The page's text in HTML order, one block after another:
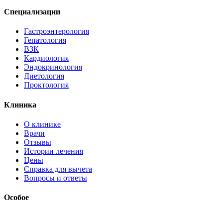
Специализации
Гастроэнтерология
Гепатология
ВЗК
Кардиология
Эндокринология
Диетология
Проктология
Клиника
О клинике
Врачи
Отзывы
Истории лечения
Цены
Справка для вычета
Вопросы и ответы
Особое